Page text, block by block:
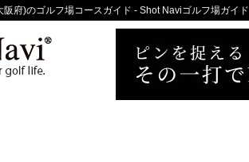
阪府)のゴルフ場コースガイド - Shot Naviゴルフ場ガイド